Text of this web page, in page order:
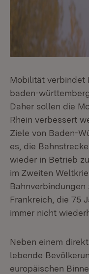
Mobilität verbindet
baden-
Daher sollen die
Rhein verbessert
Ziele von Baden-
es, die
wieder in Betrieb
im Zweiten
Frankreich, die 75
immer nicht
Neben einem
lebende
europäischen